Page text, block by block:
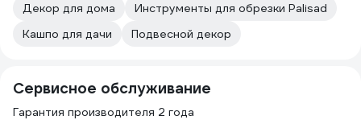
Декор для дома
Инструменты для обрезки Palisad
Кашпо для дачи
Подвесной декор
Сервисное обслуживание
Гарантия производителя 2 года